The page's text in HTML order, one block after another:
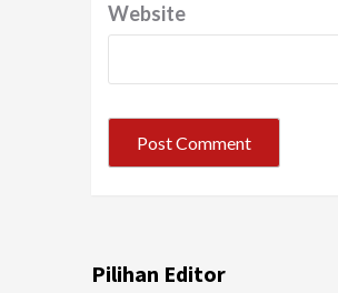
Website
Pilihan Editor